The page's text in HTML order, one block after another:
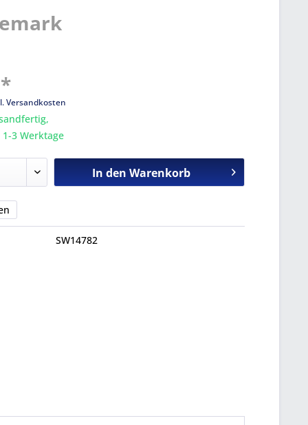
Versandkosten
3 Werktage
In den Warenkorb
SW14782